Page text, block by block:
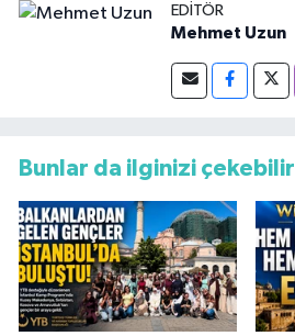
EDITÖR
Mehmet Uzun
Bunlar da ilginizi çekebilir